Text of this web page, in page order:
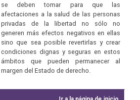
se deben tomar para que las
afectaciones a la salud de las personas
privadas de la libertad no sólo no
generen más efectos negativos en ellas
sino que sea posible revertirlas y crear
condiciones dignas y seguras en estos
ámbitos que pueden permanecer al
margen del Estado de derecho.